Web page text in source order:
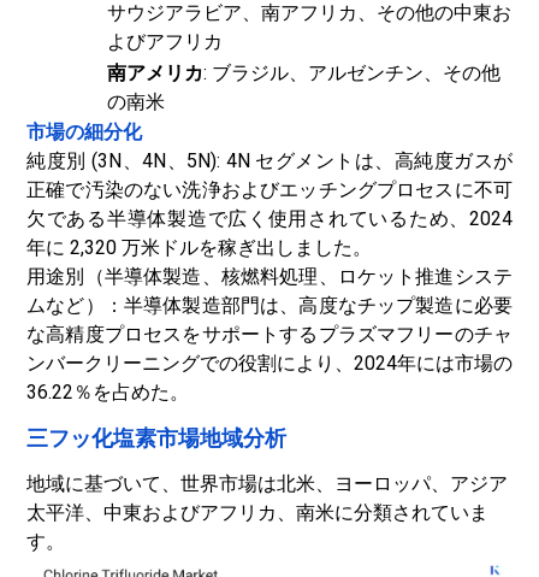
サウジアラビア、南アフリカ、その他の中東お
よびアフリカ
南アメリカ: ブラジル、アルゼンチン、その他
の南米
市場の細分化
純度別 (3N、4N、5N): 4N セグメントは、高純度ガスが
正確で汚染のない洗浄およびエッチングプロセスに不可
欠である半導体製造で広く使用されているため、2024
年に 2,320 万米ドルを稼ぎ出しました。
用途別（半導体製造、核燃料処理、ロケット推進システ
ムなど）：半導体製造部門は、高度なチップ製造に必要
な高精度プロセスをサポートするプラズマフリーのチャ
ンバークリーニングでの役割により、2024年には市場の
36.22％を占めた。
三フッ化塩素市場地域分析
地域に基づいて、世界市場は北米、ヨーロッパ、アジア
太平洋、中東およびアフリカ、南米に分類されていま
す。